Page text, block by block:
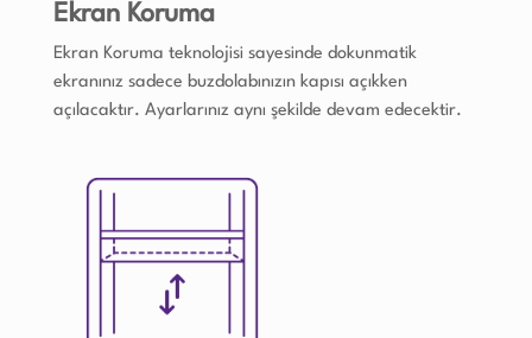
Ekran Koruma
Ekran Koruma teknolojisi sayesinde dokunmatik
ekranınız sadece buzdolabınızın kapısı açıkken
açılacaktır. Ayarlarınız aynı şekilde devam edecektir.